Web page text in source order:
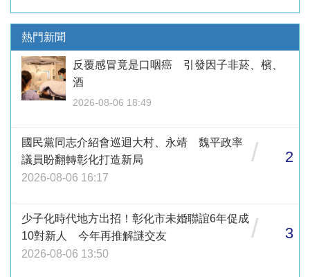
熱門新聞
反覆感冒竟是口咽癌 引發因子非菸、檳、
酒
2026-08-06 18:49
國民黨同志介紹會巡迴大村、永靖 魏平政率
議員盼翻轉彰化打造新局
2026-08-06 16:17
/ 2
少子化時代地方出招！彰化市未婚聯誼6年促成
10對新人 今年再推解謎交友
2026-08-06 13:50
/ 3